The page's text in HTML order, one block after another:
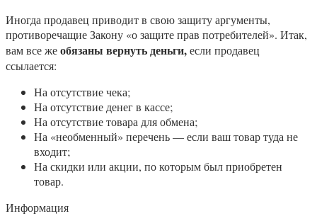
Иногда продавец приводит в свою защиту аргументы,
противоречащие Закону «о защите прав потребителей». Итак,
вам все жеобязаны вернуть деньги,если продавец
ссылается:
На отсутствие чека;
На отсутствие денег в кассе;
На отсутствие товара для обмена;
На «необменный» перечень — если ваш товар туда не
входит;
На скидки или акции, по которым был приобретен
товар.
Информация